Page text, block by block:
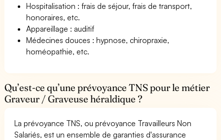
Hospitalisation : frais de séjour, frais de transport,
honoraires, etc.
Appareillage : auditif
Médecines douces : hypnose, chiropraxie,
homéopathie, etc.
Qu’est-ce qu’une prévoyance TNS pour le métier
Graveur / Graveuse héraldique ?
La prévoyance TNS, ou prévoyance Travailleurs Non
Salariés, est un ensemble de garanties d'assurance